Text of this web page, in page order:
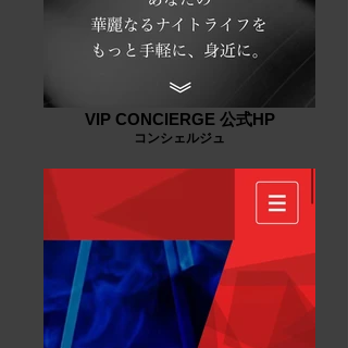
VIP CONCIERGE 公式HP
コンシェルジュ